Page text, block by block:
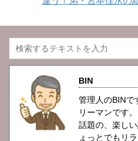
BIN
管理人のBINで
リーマンです
話題の、楽し
ょっとでもリ